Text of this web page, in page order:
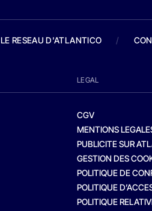
LE RESEAU D'ATLANTICO /
LEGAL
CGV
MENTIONS
PUBLICITE SUR
GESTION DES
POLITIQUE DE
POLITIQUE
POLITIQUE